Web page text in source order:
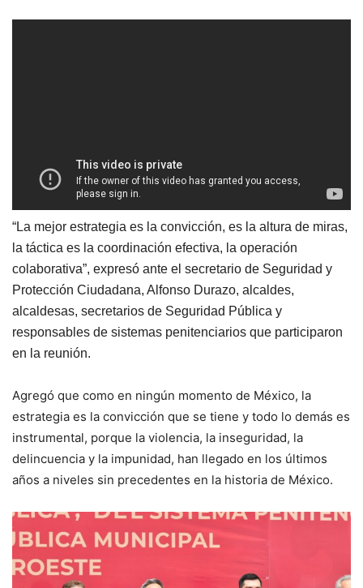
“La mejor estrategia es la convicción, es la altura de miras,
la táctica es la coordinación efectiva, la operación
colaborativa”, expresó ante el secretario de Seguridad y
Protección Ciudadana, Alfonso Durazo, alcaldes,
alcaldesas, secretarios de Seguridad Pública y
responsables de sistemas penitenciarios que participaron
en la reunión.
Agregó que como en ningún momento de México, la
estrategia es la convicción que se tiene y todo lo demás es
instrumental, porque la violencia, la inseguridad, la
delincuencia y la impunidad, han llegado en los últimos
años a niveles sin precedentes en la historia de México.